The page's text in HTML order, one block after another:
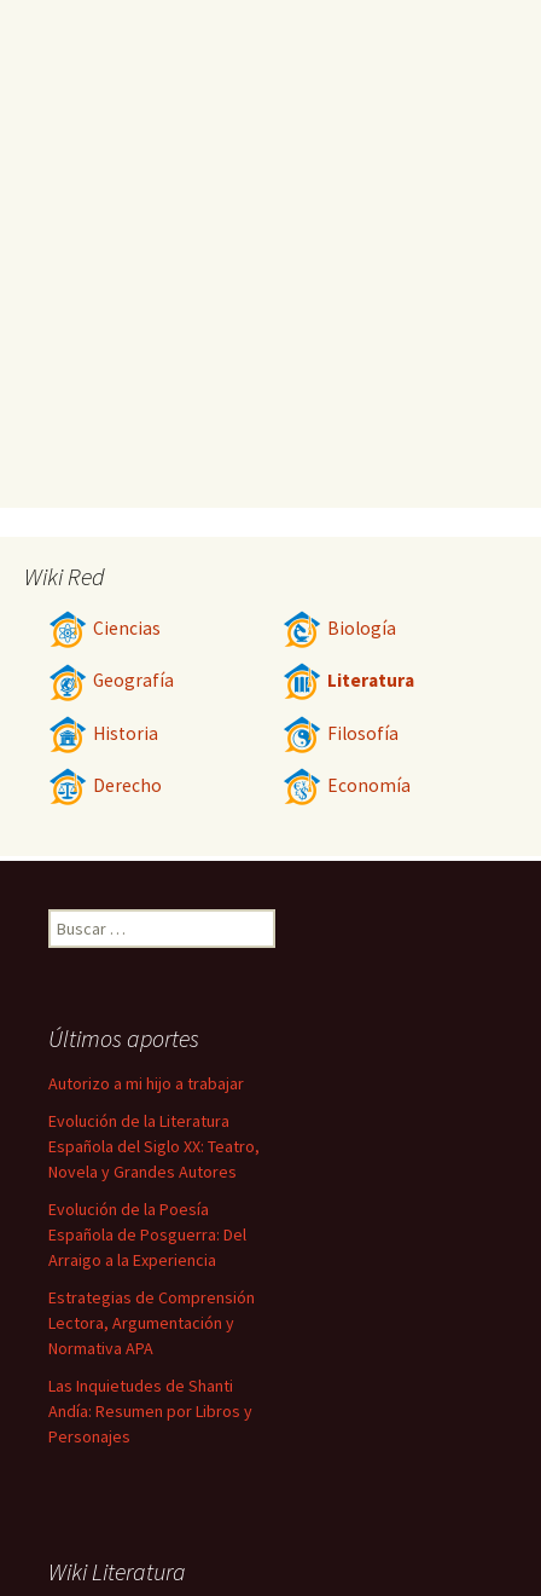
Wiki Red
Ciencias Biología
Geografía Literatura
Historia Filosofía
Derecho Economía
Buscar:
Últimos aportes
Autorizo a mi hijo a trabajar
Evolución de la Literatura
Española del Siglo XX: Teatro,
Novela y Grandes Autores
Evolución de la Poesía
Española de Posguerra: Del
Arraigo a la Experiencia
Estrategias de Comprensión
Lectora, Argumentación y
Normativa APA
Las Inquietudes de Shanti
Andía: Resumen por Libros y
Personajes
Wiki Literatura